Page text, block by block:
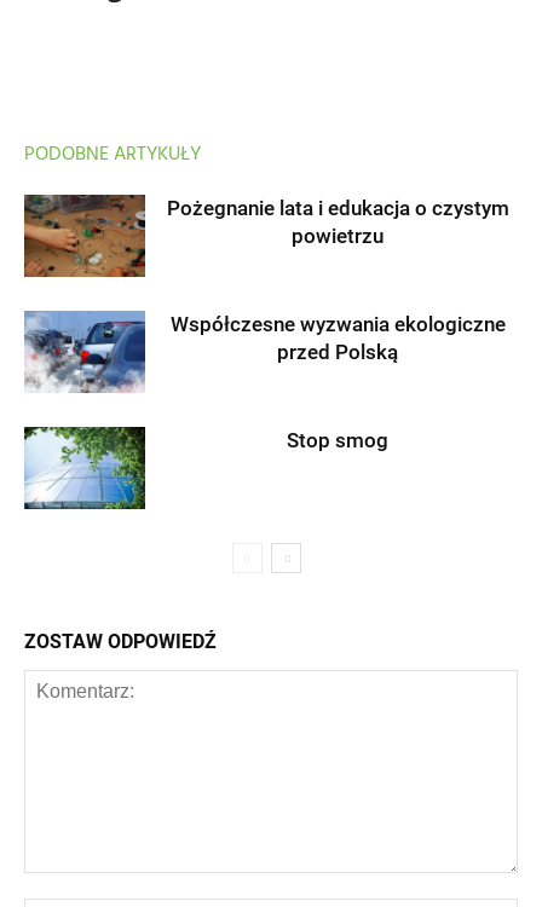
PODOBNE ARTYKUŁY
Pożegnanie lata i edukacja o czystym
powietrzu
Współczesne wyzwania ekologiczne
przed Polską
Stop smog
ZOSTAW ODPOWIEDŹ